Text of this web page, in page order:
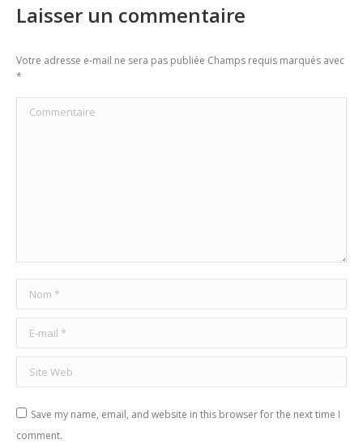
Laisser un commentaire
Votre adresse e-mail ne sera pas publiée Champs requis marqués avec
*
Commentaire
Nom *
E-mail *
Site Web
Save my name, email, and website in this browser for the next time I
comment.